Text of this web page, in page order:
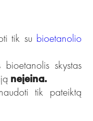
tik su bioetanolio
skystas
neįeina.
tik pateiktą